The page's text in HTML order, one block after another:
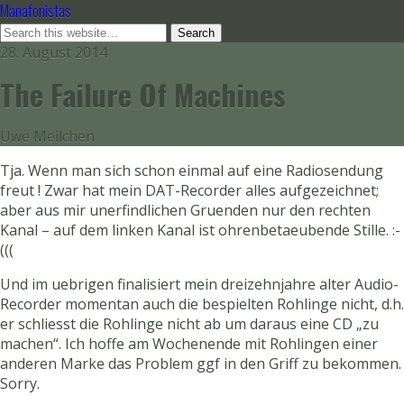
Manafonistas
28. August 2014
The Failure Of Machines
Uwe Meilchen
Tja. Wenn man sich schon einmal auf eine Radiosendung
freut ! Zwar hat mein DAT-Recorder alles aufgezeichnet;
aber aus mir unerfindlichen Gruenden nur den rechten
Kanal – auf dem linken Kanal ist ohrenbetaeubende Stille. :-
(((
Und im uebrigen finalisiert mein dreizehnjahre alter Audio-
Recorder momentan auch die bespielten Rohlinge nicht, d.h.
er schliesst die Rohlinge nicht ab um daraus eine CD „zu
machen“. Ich hoffe am Wochenende mit Rohlingen einer
anderen Marke das Problem ggf in den Griff zu bekommen.
Sorry.